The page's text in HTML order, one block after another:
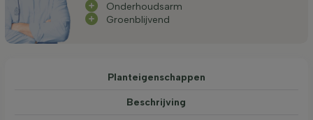
Onderhoudsarm
Groenblijvend
Planteigenschappen
Beschrijving